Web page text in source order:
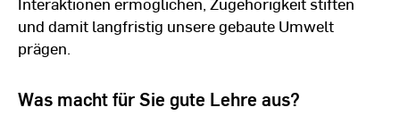
und damit langfristig unsere gebaute Umwelt
prägen.
Was macht für Sie gute Lehre aus?